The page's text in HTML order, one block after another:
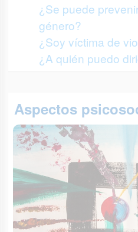
¿Se puede
género?
¿Soy víctima de
¿A quién puedo
Aspectos